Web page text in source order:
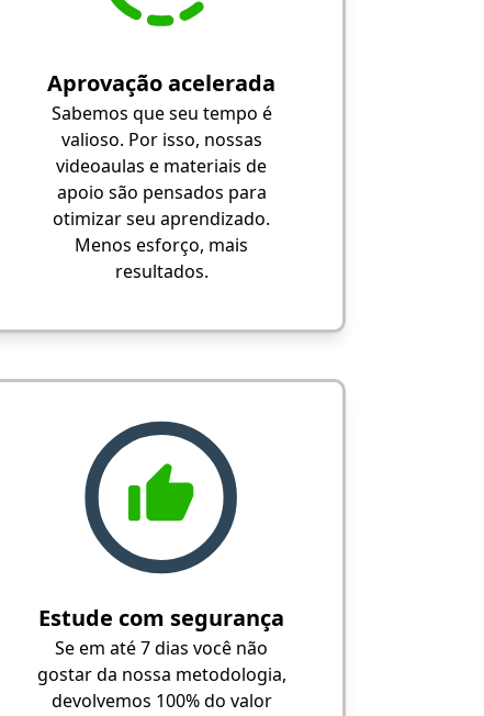
Aprovação acelerada
Sabemos que seu tempo é
valioso. Por isso, nossas
videoaulas e materiais de
apoio são pensados para
otimizar seu aprendizado.
Menos esforço, mais
resultados.
Estude com segurança
Se em até 7 dias você não
gostar da nossa metodologia,
devolvemos 100% do valor